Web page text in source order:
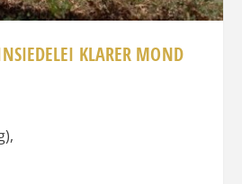
KLARER MOND
,